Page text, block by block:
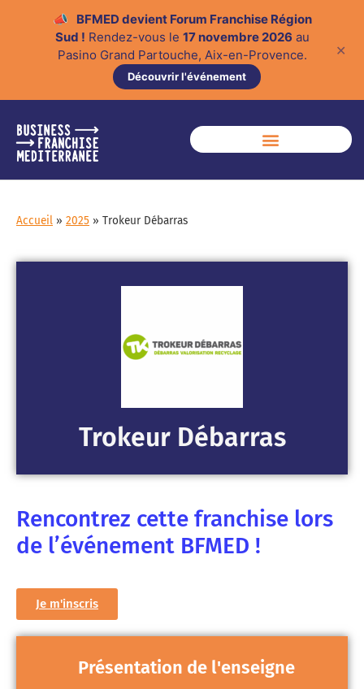
📣
BFMED devient Forum Franchise Région
Sud ! Rendez-vous le 17 novembre 2026 au
Pasino Grand Partouche, Aix-en-Provence.
Découvrir l'événement
✕
Accueil » 2025 » Trokeur Débarras
Trokeur Débarras
Rencontrez cette franchise lors
de l’événement BFMED !
Je m'inscris
Présentation de l'enseigne